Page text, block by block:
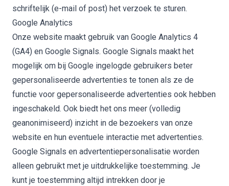
schriftelijk (e-mail of post) het verzoek te sturen.
Google Analytics
Onze website maakt gebruik van Google Analytics 4
(GA4) en Google Signals. Google Signals maakt het
mogelijk om bij Google ingelogde gebruikers beter
gepersonaliseerde advertenties te tonen als ze de
functie voor gepersonaliseerde advertenties ook hebben
ingeschakeld. Ook biedt het ons meer (volledig
geanonimiseerd) inzicht in de bezoekers van onze
website en hun eventuele interactie met advertenties.
Google Signals en advertentiepersonalisatie worden
alleen gebruikt met je uitdrukkelijke toestemming. Je
kunt je toestemming altijd intrekken door je